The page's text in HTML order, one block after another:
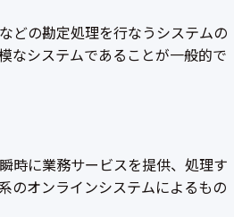
どの勘定処理を行なうシステムの
なシステムであることが一般的で
時に業務サービスを提供、処理す
のオンラインシステムによるもの